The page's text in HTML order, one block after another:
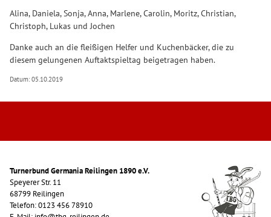
Alina, Daniela, Sonja, Anna, Marlene, Carolin, Moritz, Christian,
Christoph, Lukas und Jochen
Danke auch an die fleißigen Helfer und Kuchenbäcker, die zu
diesem gelungenen Auftaktspieltag beigetragen haben.
Datum: 05.10.2019
Turnerbund Germania Reilingen 1890 e.V.
Speyerer Str. 11
68799 Reilingen
Telefon: 0123 456 78910